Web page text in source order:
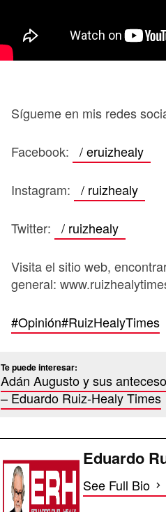
Sígueme en mis redes
Facebook: / eruizhealy
Instagram: / ruizhealy
Twitter: / ruizhealy
Visita el sitio web,
general:
#Opinión#RuizHealyTimes
Te puede interesar:
Adán Augusto y sus
– Eduardo Ruiz-Healy Times
Eduardo
See Full Bio